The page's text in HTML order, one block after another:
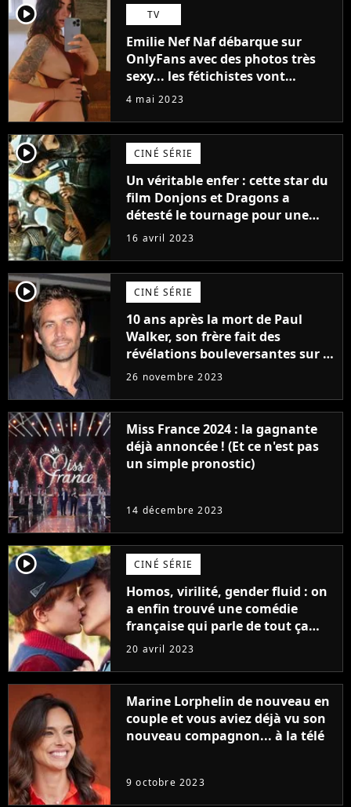
player2 TV
Emilie Nef Naf débarque sur
OnlyFans avec des photos très
sexy... les fétichistes vont
prendre leur pied !
4 mai 2023
player2 CINÉ SÉRIE
Un véritable enfer : cette star du
film Donjons et Dragons a
détesté le tournage pour une
raison très spéciale
16 avril 2023
player2 CINÉ SÉRIE
10 ans après la mort de Paul
Walker, son frère fait des
révélations bouleversantes sur la
réaction des acteurs de Fast and
26 novembre 2023
Miss France 2024 : la gagnante
déjà annoncée ! (Et ce n'est pas
un simple pronostic)
14 décembre 2023
player2 CINÉ SÉRIE
Homos, virilité, gender fluid : on
a enfin trouvé une comédie
française qui parle de tout ça
sans être super ringarde
20 avril 2023
Marine Lorphelin de nouveau en
couple et vous aviez déjà vu son
nouveau compagnon... à la télé
9 octobre 2023